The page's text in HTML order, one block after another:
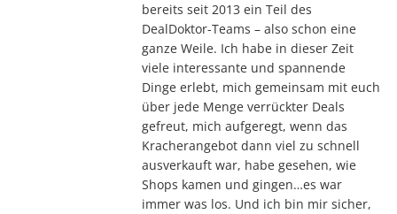
bereits seit 2013 ein Teil des
DealDoktor-Teams – also schon eine
ganze Weile. Ich habe in dieser Zeit
viele interessante und spannende
Dinge erlebt, mich gemeinsam mit euch
über jede Menge verrückter Deals
gefreut, mich aufgeregt, wenn das
Kracherangebot dann viel zu schnell
ausverkauft war, habe gesehen, wie
Shops kamen und gingen…es war
immer was los. Und ich bin mir sicher,